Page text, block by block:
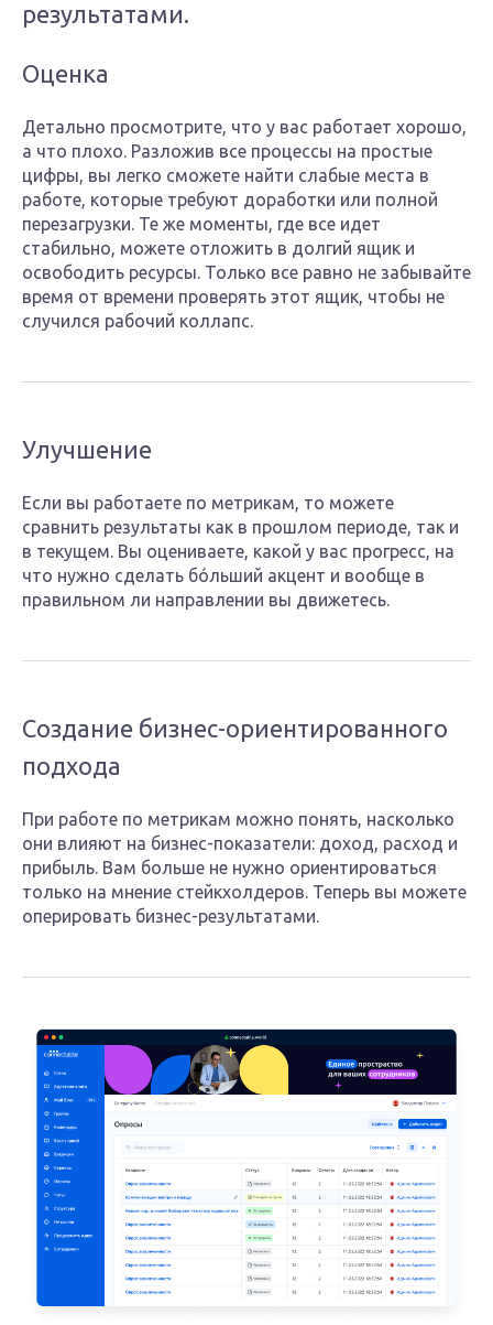
результатами.
Оценка
Детально просмотрите, что у вас работает хорошо,
а что плохо. Разложив все процессы на простые
цифры, вы легко сможете найти слабые места в
работе, которые требуют доработки или полной
перезагрузки. Те же моменты, где все идет
стабильно, можете отложить в долгий ящик и
освободить ресурсы. Только все равно не забывайте
время от времени проверять этот ящик, чтобы не
случился рабочий коллапс.
Улучшение
Если вы работаете по метрикам, то можете
сравнить результаты как в прошлом периоде, так и
в текущем. Вы оцениваете, какой у вас прогресс, на
что нужно сделать бóльший акцент и вообще в
правильном ли направлении вы движетесь.
Создание бизнес-ориентированного
подхода
При работе по метрикам можно понять, насколько
они влияют на бизнес-показатели: доход, расход и
прибыль. Вам больше не нужно ориентироваться
только на мнение стейкхолдеров. Теперь вы можете
оперировать бизнес-результатами.